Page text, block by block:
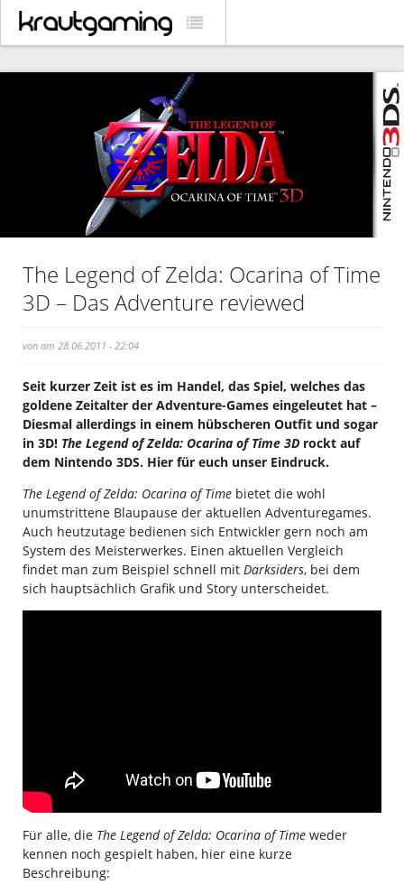
The Legend of Zelda: Ocarina of Time
3D – Das Adventure reviewed
von am 28.06.2011 - 22:04
Seit kurzer Zeit ist es im Handel, das Spiel, welches das
goldene Zeitalter der Adventure-Games eingeleutet hat –
Diesmal allerdings in einem hübscheren Outfit und sogar
in 3D! The Legend of Zelda: Ocarina of Time 3D rockt auf
dem Nintendo 3DS. Hier für euch unser Eindruck.
The Legend of Zelda: Ocarina of Time bietet die wohl
unumstrittene Blaupause der aktuellen Adventuregames.
Auch heutzutage bedienen sich Entwickler gern noch am
System des Meisterwerkes. Einen aktuellen Vergleich
findet man zum Beispiel schnell mit Darksiders, bei dem
sich hauptsächlich Grafik und Story unterscheidet.
Für alle, die The Legend of Zelda: Ocarina of Time weder
kennen noch gespielt haben, hier eine kurze
Beschreibung: